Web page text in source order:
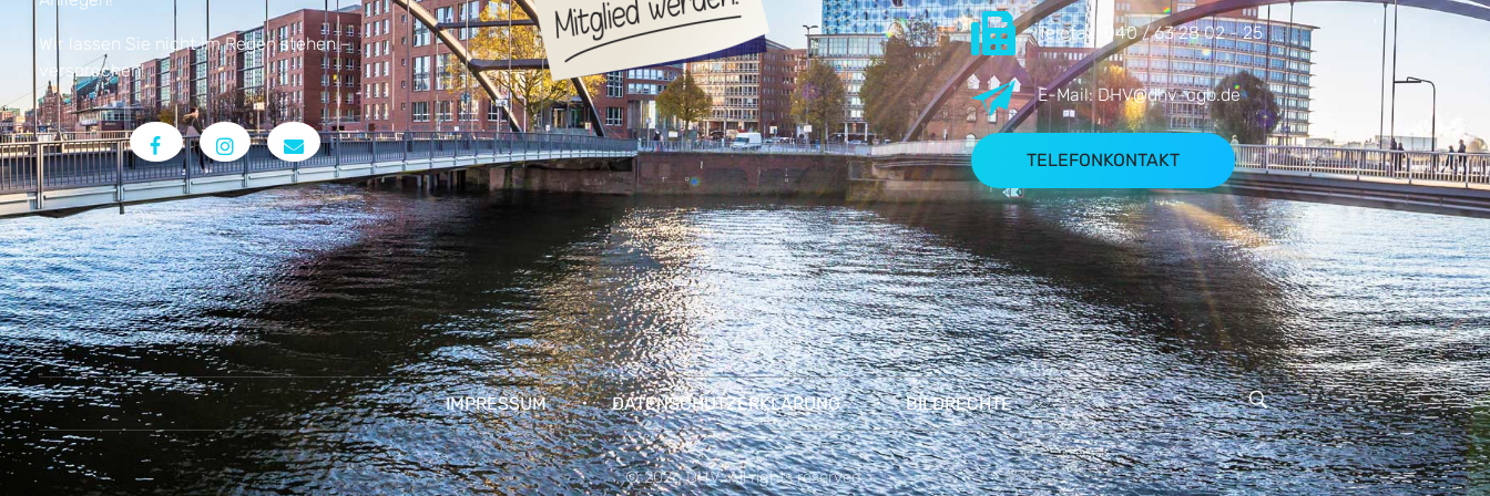
Wir lassen Sie nicht im Regen stehen –
versprochen!
Telefax: 040 / 63 28 02 - 25
E-Mail:DHV@dhv-cgb.de
TELEFONKONTAKT
IMPRESSUM DATENSCHUTZERKLÄRUNG BILDRECHTE
© 2026 DHV. All rights reserved.